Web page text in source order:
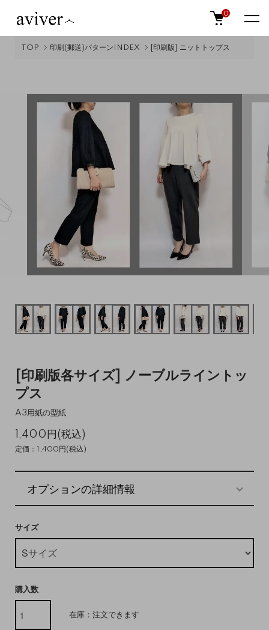
0
TOP 印刷(郵送)パターンINDEX [印刷版] ニットトップス
[印刷版各サイズ] ノーブルライントッ
プス
A3用紙の型紙
1,400円(税込)
定価：1,400円(税込)
オプションの詳細情報
サイズ
購入数
在庫：注文できます